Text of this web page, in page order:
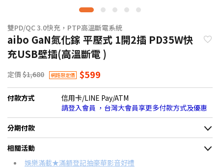
雙PD/QC 3.0快充，PTP高溫斷電系統
aibo GaN氮化鎵 平壓式 1開2插 PD35W快
充USB壁插(高溫斷電 )
定價 $1,680 網路限定價 $599
付款方式
信用卡/LINE Pay/ATM
請登入會員 ，台灣大會員享更多付款方式及優惠
分期付款
＊實際可分期數、適用利率，請以購物車顯示為主
信用卡分期
相關活動
娛樂滿載★滿額登記抽豪華影音好禮